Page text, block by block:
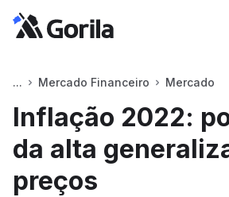
Mercado Financeiro Mercado
Inflação 2022:
da alta
preços